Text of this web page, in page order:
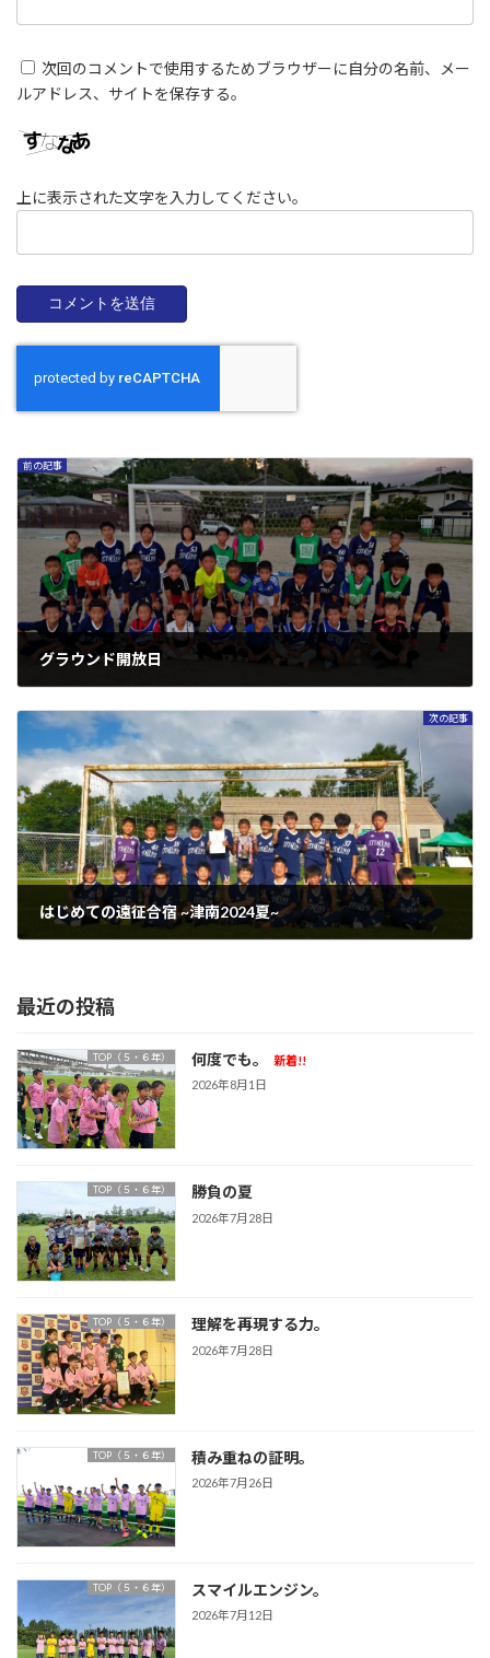
次回のコメントで使用するためブラウザーに自分の名前、メー
ルアドレス、サイトを保存する。
上に表示された文字を入力してください。
前の記事
グラウンド開放日
次の記事
はじめての遠征合宿 ~津南2024夏~
最近の投稿
TOP（５・６年） 何度でも。
新着!!
2026年8月1日
TOP（５・６年） 勝負の夏
2026年7月28日
TOP（５・６年） 理解を再現する力。
2026年7月28日
TOP（５・６年） 積み重ねの証明。
2026年7月26日
TOP（５・６年） スマイルエンジン。
2026年7月12日